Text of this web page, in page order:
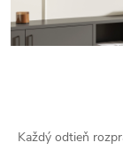
Každý odtieň